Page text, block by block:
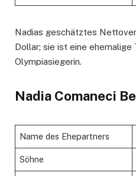
Nadias geschätztes
Dollar; sie ist eine
Olympiasiegerin.
Nadia Comaneci
Name des Ehepartners
Söhne